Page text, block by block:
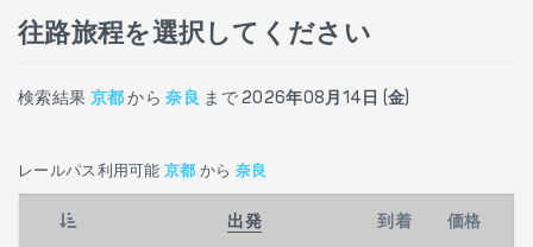
往路旅程を選択してください
検索結果 京都 から奈良 まで2026年08月14日 (金)
レールパス利用可能 京都 から 奈良
出発 到着 価格